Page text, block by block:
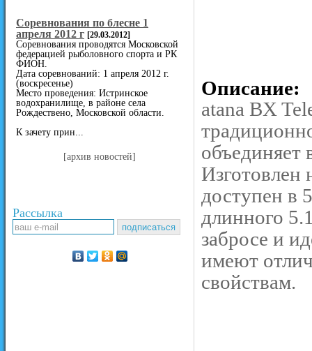
Cоревнования по блесне 1
апреля 2012 г [29.03.2012]
Соревнования проводятся Московской
федерацией рыболовного спорта и РК
ФИОН.
Дата соревнований: 1 апреля 2012 г.
(воскресенье)
Место проведения: Истринское
водохранилище, в районе села
Рождествено, Московской области.
К зачету прин...
[архив новостей]
Рассылка
Описание:
atana BX
объединяет
Изготовлен
доступен в
длинного
забросе и
имеют
свойствам.